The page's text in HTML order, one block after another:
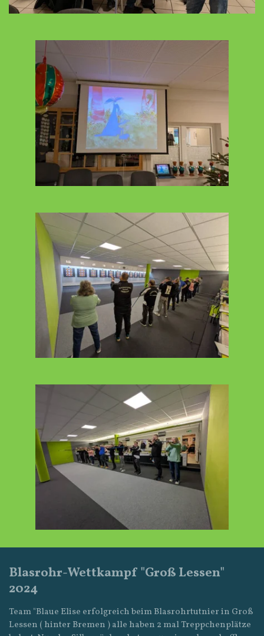
Blasrohr-Wettkampf "Groß Lessen"
2024
Team "Blaue Elise erfolgreich beim Blasrohrtutnier in Groß
Lessen ( hinter Bremen ) alle haben 2 mal Treppchenplätze